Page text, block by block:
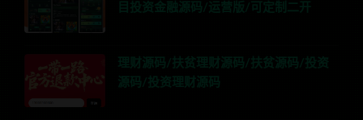
目投资金融源码/运营版/可定制二开
理财源码/扶贫理财源码/扶贫源码/投资
源码/投资理财源码